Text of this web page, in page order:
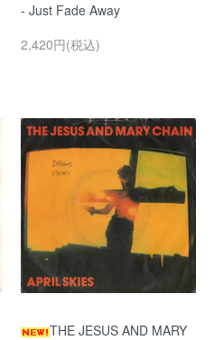
- Just Fade Away
2,420円(税込)
THE JESUS AND MARY